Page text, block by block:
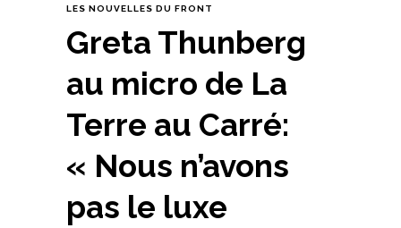
LES NOUVELLES DU FRONT
Greta Thunberg
au micro de La
Terre au Carré:
« Nous n’avons
pas le luxe